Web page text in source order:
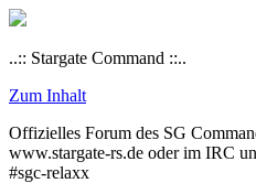
..:: Stargate Command ::..
Zum Inhalt
Offizielles Forum des SG
www.stargate-rs.de oder im IRC
#sgc-relaxx